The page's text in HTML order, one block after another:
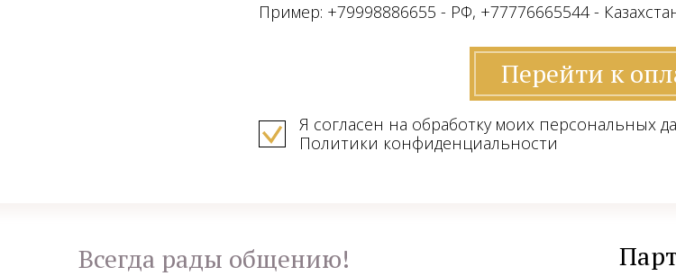
Пример: +79998886655 - РФ, +77776665544 -
Перейти к
Я согласен на обработку моих персональных
Политики конфиденциальности
Всегда рады общению!